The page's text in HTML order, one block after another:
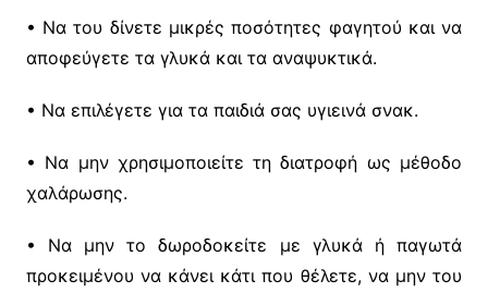
• Nα του δίνετε μικρές ποσότητες φαγητού και να
αποφεύγετε τα γλυκά και τα αναψυκτικά.
• Να επιλέγετε για τα παιδιά σας υγιεινά σνακ.
• Να μην χρησιμοποιείτε τη διατροφή ως μέθοδο
χαλάρωσης.
• Nα μην το δωροδοκείτε με γλυκά ή παγωτά
προκειμένου να κάνει κάτι που θέλετε, να μην του